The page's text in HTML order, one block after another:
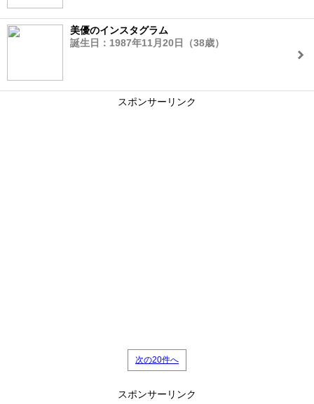
美優のインスタグラム
誕生日：1987年11月20日（38歳）
スポンサーリンク
次の20件へ
スポンサーリンク